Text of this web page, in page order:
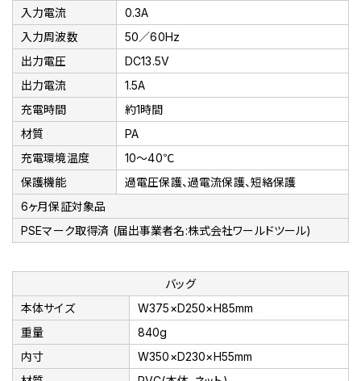
入力電流
0.3A
入力周波数
50／60Hz
出力電圧
DC13.5V
出力電流
1.5A
充電時間
約1時間
材質
PA
充電環境温度
10～40℃
保護機能
過電圧保護、過電流保護、短絡保護
6ヶ月保証対象品
PSEマーク取得済 (届出事業者名:株式会社ワールドツール)
バッグ
本体サイズ
W375×D250×H85mm
重量
840g
内寸
W350×D230×H55mm